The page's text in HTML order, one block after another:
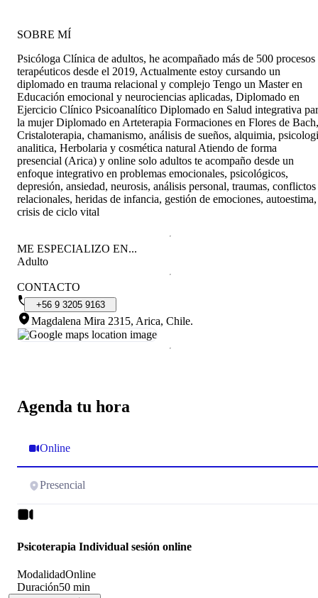
Agenda tu hora
Online
Presencial
Psicoterapia Individual sesión online
ModalidadOnline
Duración50 min
SOBRE MÍ
Psicóloga Clínica de adultos, he acompañado más de 500 procesos
terapéuticos desde el 2019, Actualmente estoy cursando un
diplomado en trauma relacional y complejo Tengo un Master en
Educación emocional y neurociencias aplicadas, Diplomado en
Ejercicio Clínico Psicoanalítico Diplomado en Salud integrativa
la mujer Diplomado en Arteterapia Formaciones en Flores de Bach,
Cristaloterapia, chamanismo, análisis de sueños, alquimia,
analitica, Herbolaria y cosmética natural Atiendo de forma
presencial (Arica) y online solo adultos te acompaño desde un
enfoque integrativo en problemas emocionales, psicológicos,
depresión, ansiedad, neurosis, análisis personal, traumas, conflictos
relacionales, heridas de infancia, gestión de emociones, autoestima,
crisis de ciclo vital
ME ESPECIALIZO EN...
Adulto
CONTACTO
+56 9 3205 9163
Magdalena Mira 2315, Arica, Chile.